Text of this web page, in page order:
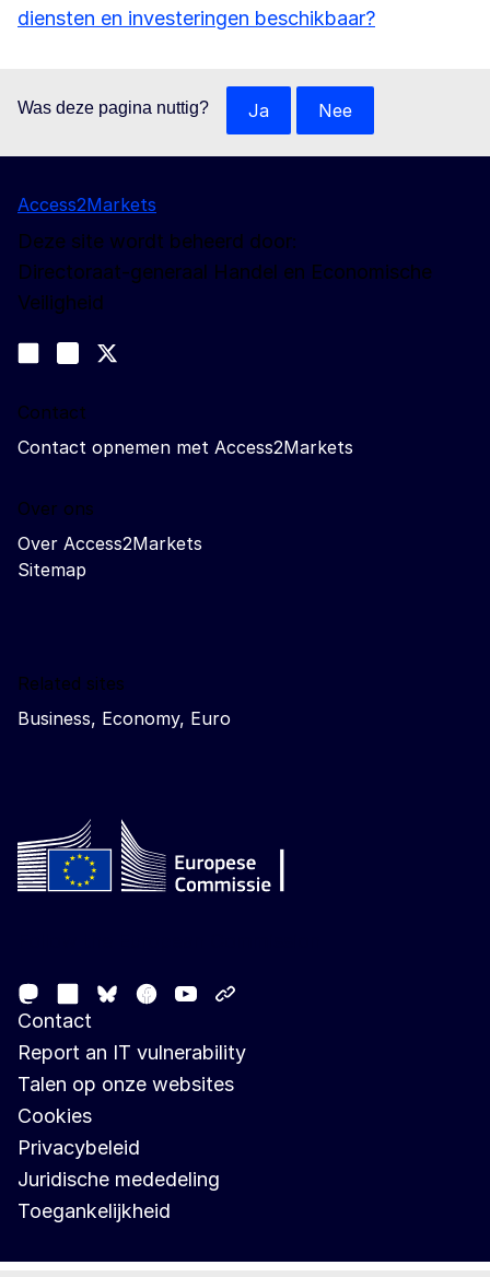
diensten en investeringen beschikbaar?
Was deze pagina nuttig? Ja Nee
Access2Markets
Deze site wordt beheerd door:
Directoraat-generaal Handel en Economische
Veiligheid
Join us on LinkedIn
Trade-Off podcast
Contact
Contact opnemen met Access2Markets
Over ons
Over Access2Markets
Sitemap
Related sites
Business, Economy, Euro
MastodonLinkedIn
Bluesky
Facebook
Youtube
Contact
Report an IT vulnerability
Talen op onze websites
Cookies
Privacybeleid
Juridische mededeling
Toegankelijkheid